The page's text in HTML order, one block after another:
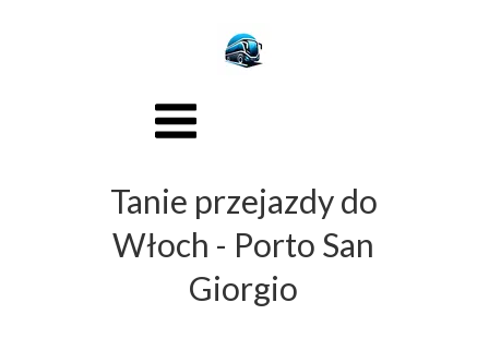
Tanie przejazdy do
Włoch - Porto San
Giorgio